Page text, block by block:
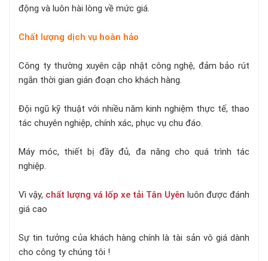
động và luôn hài lòng về mức giá.
Chất lượng dịch vụ hoàn hảo
Công ty thường xuyên cập nhật công nghệ, đảm bảo rút
ngắn thời gian gián đoạn cho khách hàng.
Đội ngũ kỹ thuật với nhiều năm kinh nghiệm thực tế, thao
tác chuyên nghiệp, chính xác, phục vụ chu đáo.
Máy móc, thiết bị đầy đủ, đa năng cho quá trình tác
nghiệp.
Vì vậy, chất lượng vá lốp xe tải Tân Uyên luôn được đánh
giá cao
Sự tin tưởng của khách hàng chính là tài sản vô giá dành
cho công ty chúng tôi !